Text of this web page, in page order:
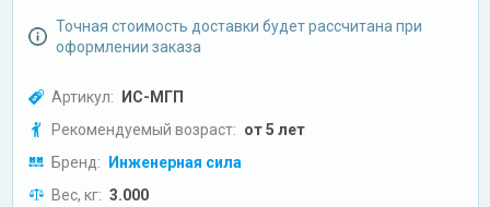
Точная стоимость доставки будет рассчитана при
оформлении заказа
Артикул: ИС-МГП
Рекомендуемый возраст: от 5 лет
Бренд: Инженерная сила
Вес, кг: 3.000